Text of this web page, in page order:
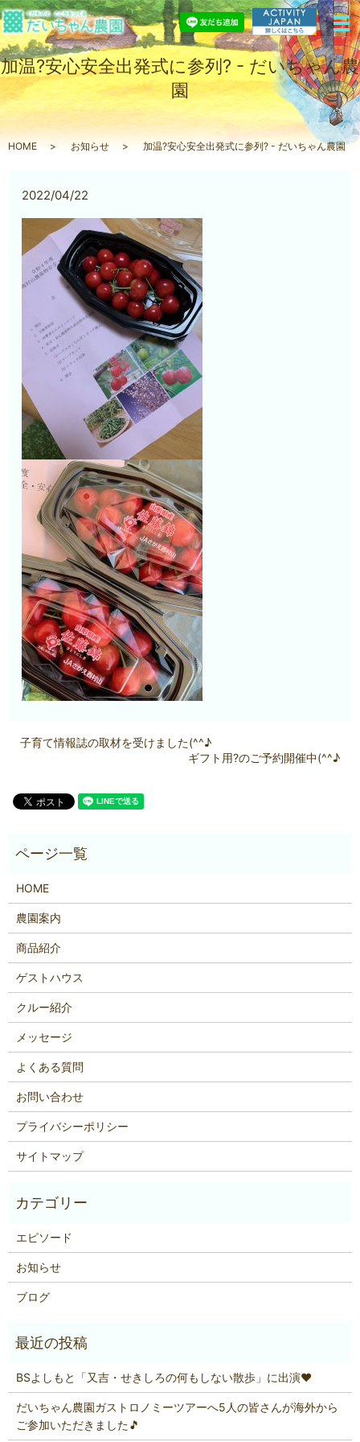
加温?安心安全出発式に参列? - だいちゃん農
園
HOME お知らせ 加温?安心安全出発式に参列? - だいちゃん農園
2022/04/22
子育て情報誌の取材を受けました(^^♪
ギフト用?のご予約開催中(^^♪
HOME
農園案内
商品紹介
ゲストハウス
クルー紹介
メッセージ
よくある質問
お問い合わせ
プライバシーポリシー
サイトマップ
エピソード
お知らせ
ブログ
BSよしもと「又吉・せきしろの何もしない散歩」に出演❤
だいちゃん農園ガストロノミーツアーへ5人の皆さんが海外から
ご参加いただきました🎵